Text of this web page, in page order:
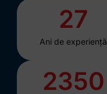
Ani de experiență
27
2350